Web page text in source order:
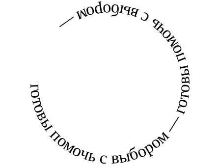
готовы помочь с выбором — готовы помочь с выбором —